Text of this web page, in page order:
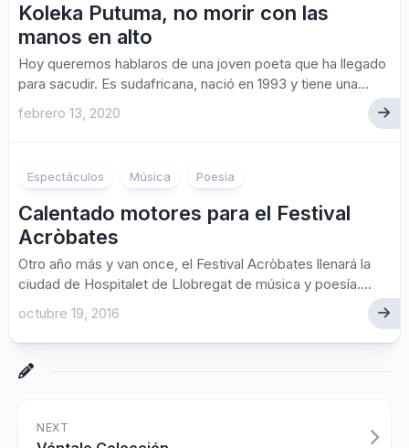
Koleka Putuma, no morir con las
manos en alto
Hoy queremos hablaros de una joven poeta que ha llegado
para sacudir. Es sudafricana, nació en 1993 y tiene una...
febrero 13, 2020
Espectáculos Música Poesía
Calentado motores para el Festival
Acròbates
Otro año más y van once, el Festival Acròbates llenará la
ciudad de Hospitalet de Llobregat de música y poesía....
octubre 19, 2016
NEXT